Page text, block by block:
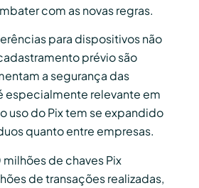
com as novas regras.
para dispositivos não
prévio são
a segurança das
especialmente relevante em
uso do Pix tem se expandido
quanto entre empresas.
de chaves Pix
de transações realizadas,